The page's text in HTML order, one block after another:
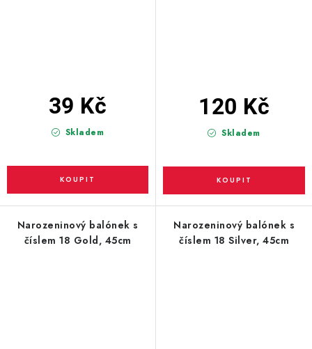
Skladem
39 Kč
Skladem
120 Kč
Narozeninový balónek s
číslem 18 Gold, 45cm
Narozeninový balónek s
číslem 18 Silver, 45cm